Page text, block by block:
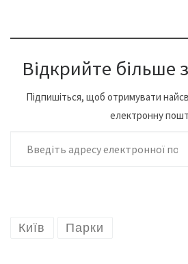
Відкрийте більше
Підпишіться, щоб отримувати
електронну
Введіть адресу
Київ Парки